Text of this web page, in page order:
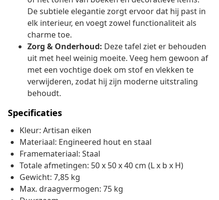
De subtiele elegantie zorgt ervoor dat hij past in
elk interieur, en voegt zowel functionaliteit als
charme toe.
Zorg & Onderhoud: Deze tafel ziet er behouden
uit met heel weinig moeite. Veeg hem gewoon af
met een vochtige doek om stof en vlekken te
verwijderen, zodat hij zijn moderne uitstraling
behoudt.
Specificaties
Kleur: Artisan eiken
Materiaal: Engineered hout en staal
Framemateriaal: Staal
Totale afmetingen: 50 x 50 x 40 cm (L x b x H)
Gewicht: 7,85 kg
Max. draagvermogen: 75 kg